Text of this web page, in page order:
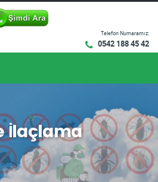
Telefon Numaramız:
0542 188 45 42
İlaçlama